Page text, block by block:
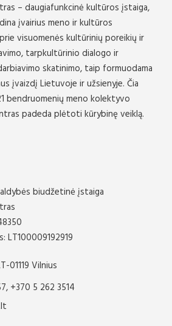
– daugiafunkcinė kultūros įstaiga,
įvairius meno ir kultūros
visuomenės kultūrinių poreikių ir
tarpkultūrinio dialogo ir
skatinimo, taip formuodama
įvaizdį Lietuvoje ir užsienyje. Čia
bendruomenių meno kolektyvo
padeda plėtoti kūrybinę veiklą.
biudžetinė įstaiga
LT100009192919
01119 Vilnius
+370 5 262 3514